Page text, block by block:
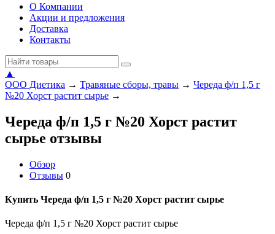
О Компании
Акции и предложения
Доставка
Контакты
▲
ООО Диетика → Травяные сборы, травы → Череда ф/п 1,5 г
№20 Хорст растит сырье →
Череда ф/п 1,5 г №20 Хорст растит
сырье отзывы
Обзор
Отзывы 0
Купить Череда ф/п 1,5 г №20 Хорст растит сырье
Череда ф/п 1,5 г №20 Хорст растит сырье